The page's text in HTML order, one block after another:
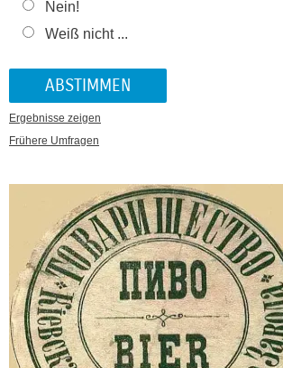
Nein!
Weiß nicht ...
Ergebnisse zeigen
Frühere Umfragen